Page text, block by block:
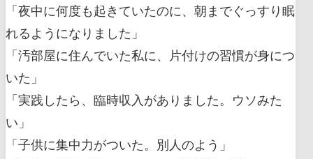
「夜中に何度も起きていたのに、朝までぐっすり眠
れるようになりました」
「汚部屋に住んでいた私に、片付けの習慣が身につ
いた」
「実践したら、臨時収入がありました。ウソみた
い」
「子供に集中力がついた。別人のよう」